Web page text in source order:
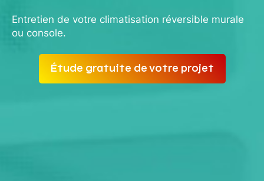
Entretien de votre climatisation réversible murale
ou console.
Étude gratuite de votre projet